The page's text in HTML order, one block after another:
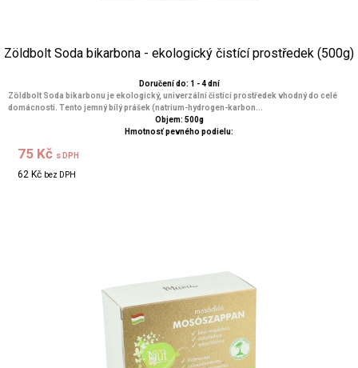
Zöldbolt Soda bikarbona - ekologický čistící prostředek (500g)
Doručení do: 1 - 4 dní
Zöldbolt Soda bikarbonu je ekologický, univerzální čistící prostředek vhodný do celé
domácnosti. Tento jemný bílý prášek (natrium-hydrogen-karbon...
Objem: 500g
Hmotnosť pevného podielu:
75 Kč s DPH
62 Kč bez DPH